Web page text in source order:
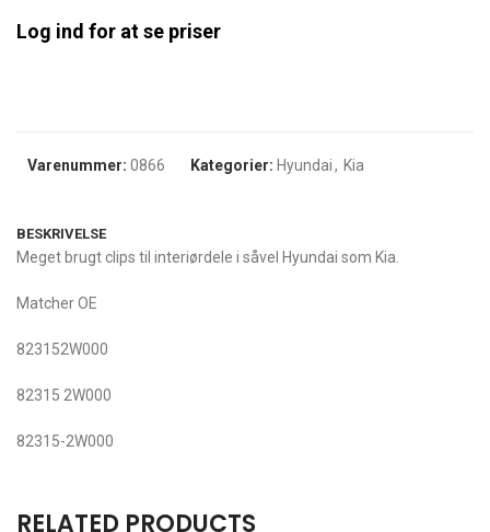
Log ind for at se priser
Varenummer: 0866 Kategorier: Hyundai, Kia
BESKRIVELSE
Meget brugt clips til interiørdele i såvel Hyundai som Kia.
Matcher OE
823152W000
82315 2W000
82315-2W000
RELATED PRODUCTS